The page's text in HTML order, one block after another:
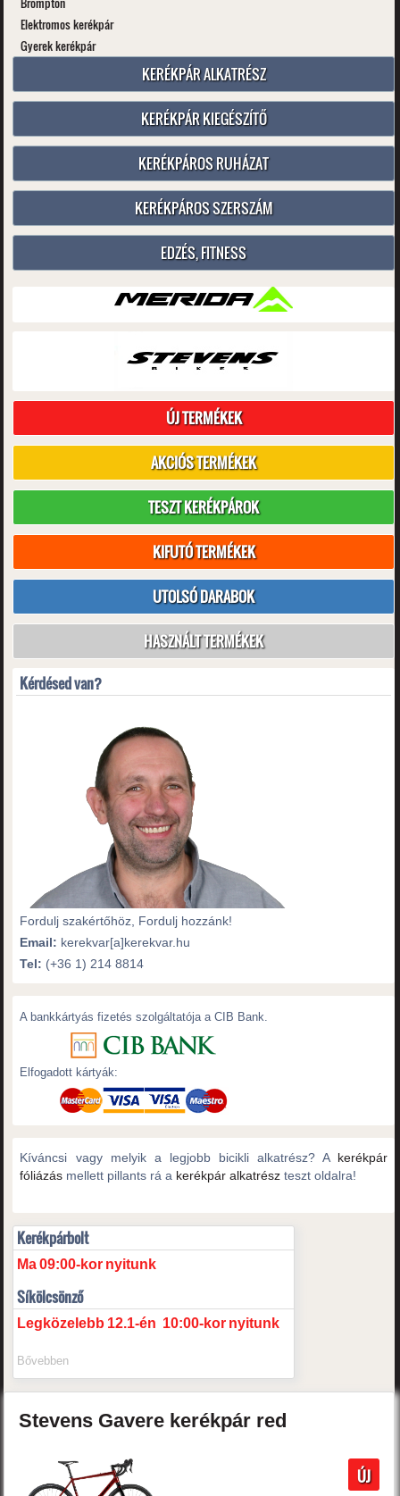
Elektromos kerékpár
Gyerek kerékpár
KERÉKPÁR ALKATRÉSZ
KERÉKPÁR KIEGÉSZÍTŐ
KERÉKPÁROS RUHÁZAT
KERÉKPÁROS SZERSZÁM
EDZÉS, FITNESS
ÚJ TERMÉKEK
AKCIÓS TERMÉKEK
TESZT KERÉKPÁROK
KIFUTÓ TERMÉKEK
UTOLSÓ DARABOK
HASZNÁLT TERMÉKEK
Kérdésed van?
Fordulj szakértőhöz, Fordulj hozzánk!
Email: kerekvar[a]kerekvar.hu
Tel: (+36 1) 214 8814
A bankkártyás fizetés szolgáltatója a CIB Bank.
Elfogadott kártyák:
Kíváncsi vagy melyik a legjobb bicikli alkatrész? A kerékpár
fóliázás mellett pillants rá a kerékpár alkatrész teszt oldalra!
Kerékpárbolt
Ma 09:00-kor nyitunk
Síkölcsönző
Legközelebb 12.1-én 10:00-kor nyitunk
Bővebben
Stevens Gavere kerékpár red
ÚJ